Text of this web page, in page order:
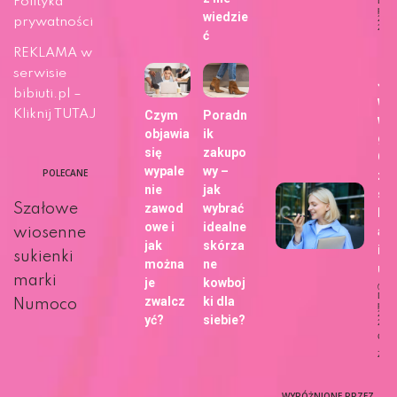
prywatności
REKLAMA w
serwisie
bibiuti.pl –
Kliknij TUTAJ
POLECANE
Szałowe
wiosenne
sukienki
marki
Numoco
wiedzie
ć
Czym
objawia
się
wypale
nie
zawod
owe i
jak
można
je
zwalcz
yć?
Poradn
ik
zakupo
wy –
jak
wybrać
idealne
skórza
ne
kowboj
ki dla
siebie?
29
u?
27